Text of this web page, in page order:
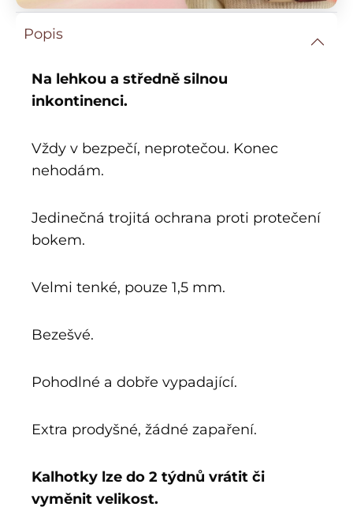
Popis
Na lehkou a středně silnou
inkontinenci.
Vždy v bezpečí, neprotečou. Konec
nehodám.
Jedinečná trojitá ochrana proti protečení
bokem.
Velmi tenké, pouze 1,5 mm.
Bezešvé.
Pohodlné a dobře vypadající.
Extra prodyšné, žádné zapaření.
Kalhotky lze do 2 týdnů vrátit či
vyměnit velikost.